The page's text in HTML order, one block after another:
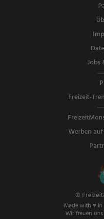
Jobs
Freizeit-
Werben
©
Made with ♥
Wir freuen